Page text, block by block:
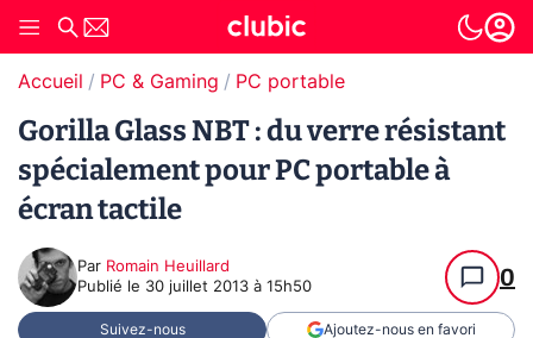
Accueil PC & Gaming PC portable
Gorilla Glass NBT : du verre résistant
spécialement pour PC portable à
écran tactile
Par Romain Heuillard
Publié le 30 juillet 2013 à 15h50 0
Suivez-nous Ajoutez-nous en favori